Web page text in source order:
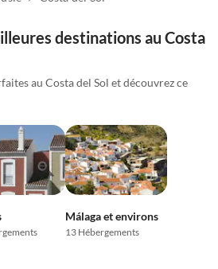
destinations au Costa
au Costa del Sol et découvrez ce
Málaga et environs
13 Hébergements